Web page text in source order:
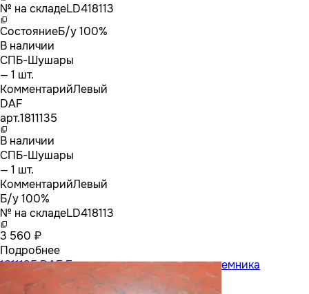
№ на складеLD418113
СостояниеБ/у 100%
В наличии
СПБ-Шушары
— 1 шт.
КомментарийЛевый
DAF
арт.1811135
В наличии
СПБ-Шушары
— 1 шт.
КомментарийЛевый
Б/у 100%
№ на складеLD418113
3 560 ₽
Подробнее
1811135 DAF Блок управления стеклоподъемника